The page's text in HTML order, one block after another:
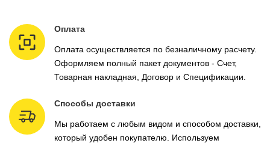
Оплата
Оплата осуществляется по безналичному расчету.
Оформляем полный пакет документов - Счет,
Товарная накладная, Договор и Спецификации.
Способы доставки
Мы работаем с любым видом и способом доставки,
который удобен покупателю. Используем